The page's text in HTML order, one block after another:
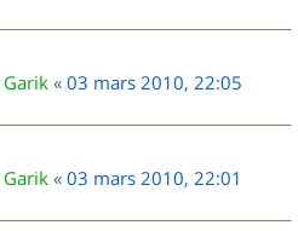
Garik « 03 mars 2010, 22:05
Garik « 03 mars 2010, 22:01